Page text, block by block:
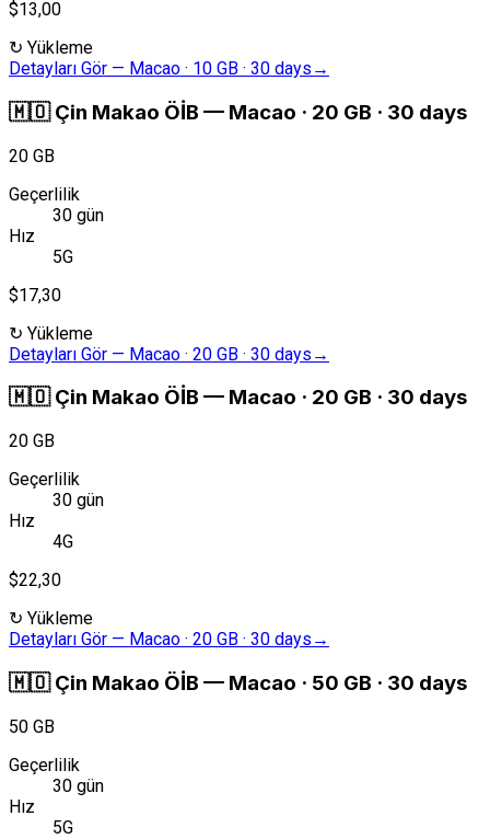
$13,00
↻ Yükleme
Detayları Gör — Macao · 10 GB · 30 days →
🇲🇴 Çin Makao ÖİB — Macao · 20 GB · 30 days
20 GB
Geçerlilik
30 gün
Hız
5G
$17,30
↻ Yükleme
Detayları Gör — Macao · 20 GB · 30 days →
🇲🇴 Çin Makao ÖİB — Macao · 20 GB · 30 days
20 GB
Geçerlilik
30 gün
Hız
4G
$22,30
↻ Yükleme
Detayları Gör — Macao · 20 GB · 30 days →
🇲🇴 Çin Makao ÖİB — Macao · 50 GB · 30 days
50 GB
Geçerlilik
30 gün
Hız
5G